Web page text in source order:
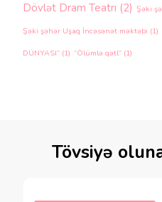
Dövlət Dram Teatrı (2) Şəki
Şəki şəhər Uşaq İncəsənət məktəbi (1)
DÜNYASI” (1) “Ölümlə qətl” (1)
Tövsiyə